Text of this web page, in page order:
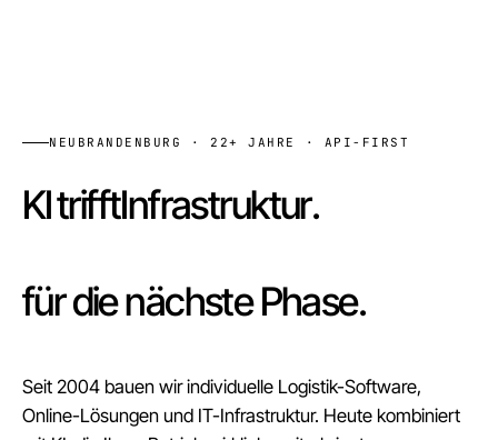
NEUBRANDENBURG · 22+ JAHRE · API-FIRST
SoftwaretrifftInfrastruktur
für die nächsteStufe.
Seit 2004 bauen wir individuelle Logistik-Software,
Online-Lösungen und IT-Infrastruktur. Heute kombiniert